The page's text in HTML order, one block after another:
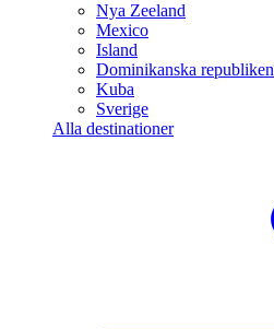
Nya Zeeland
Mexico
Island
Dominikanska republiken
Kuba
Sverige
Alla destinationer